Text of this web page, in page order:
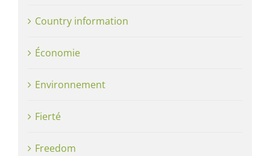
Country information
Économie
Environnement
Fierté
Freedom